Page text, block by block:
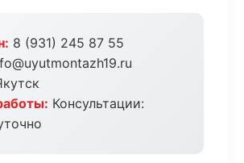
8 (931) 245 87 55
Консультации: